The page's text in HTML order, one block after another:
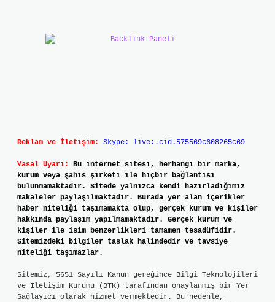
Reklam ve İletişim: Skype: live:.cid.575569c608265c69
Yasal Uyarı:
Bu internet sitesi, herhangi bir marka,
kurum veya şahıs şirketi ile hiçbir bağlantısı
bulunmamaktadır. Sitede yalnızca kendi hazırladığımız
makaleler paylaşılmaktadır. Burada yer alan içerikler
haber niteliği taşımamakta olup, gerçek kurum ve kişiler
hakkında paylaşım yapılmamaktadır. Gerçek kurum ve
kişiler ile isim benzerlikleri tamamen tesadüfidir.
Sitemizdeki bilgiler taslak halindedir ve tavsiye
niteliği taşımazlar.
Sitemiz, 5651 Sayılı Kanun gereğince Bilgi Teknolojileri
ve İletişim Kurumu (BTK) tarafından onaylanmış bir Yer
Sağlayıcı olarak hizmet vermektedir. Bu nedenle,